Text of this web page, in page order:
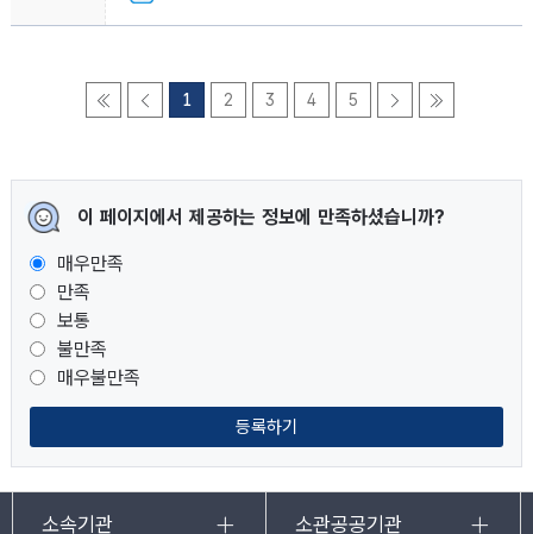
1 2 3 4 5
이 페이지에서 제공하는 정보에 만족하셨습니까?
매우만족
만족
보통
불만족
매우불만족
등록하기
소속기관 소관공공기관